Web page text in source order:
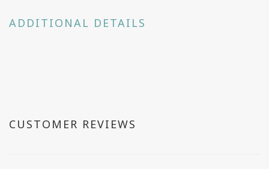
ADDITIONAL DETAILS
CUSTOMER REVIEWS